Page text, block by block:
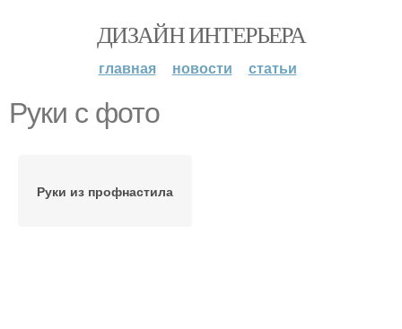
ДИЗАЙН ИНТЕРЬЕРА
главная новости статьи
Руки с фото
Руки из профнастила